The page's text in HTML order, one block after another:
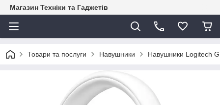
Магазин Техніки та Гаджетів
Товари та послуги Навушники Навушники Logitech